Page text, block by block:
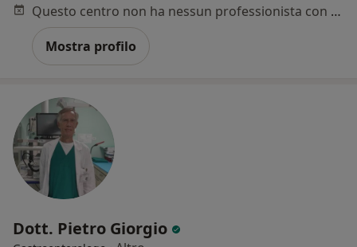
Questo centro non ha nessun professionista con date disponibili
Mostra profilo
Dott. Pietro Giorgio